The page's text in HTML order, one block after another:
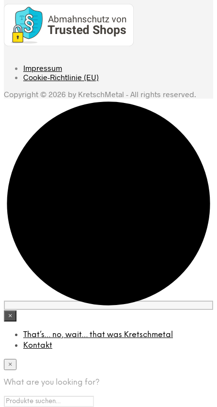
Impressum
Cookie-Richtlinie (EU)
Copyright © 2026 by KretschMetal - All rights reserved.
×
That’s… no, wait… that was Kretschmetal
Kontakt
×
What are you looking for?